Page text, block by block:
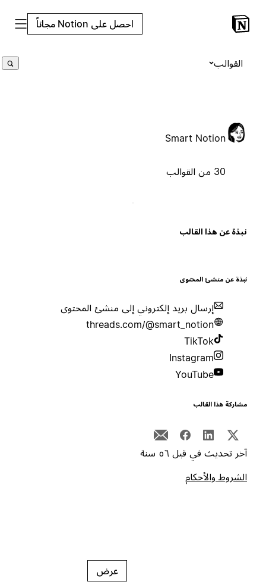
احصل على Notion مجاناً
القوالب
Smart Notion
عن هذا القالب
عن منشئ المحتوى
إرسال بريد إلكتروني إلى منشئ المحتوى
threads.com/@smart_notion
TikTok
Instagram
YouTube
هذا القالب
تحديث في قبل ٥٦ سنة
والأحكام
عرض